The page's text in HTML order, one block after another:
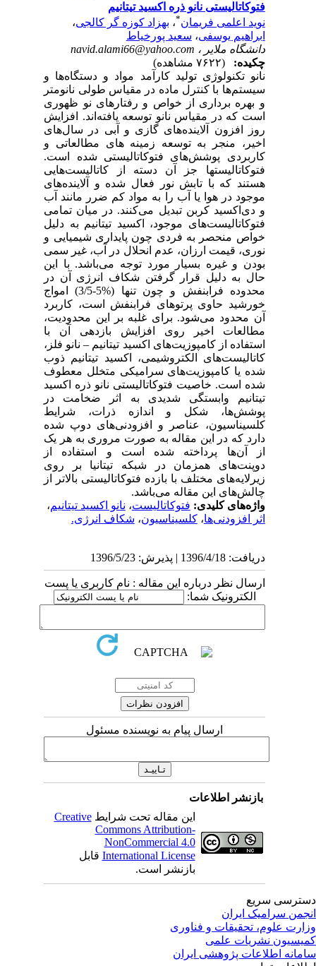
فتوکاتالیستی نانو ذره اکسید تیتانیم
نوید اعلمی فریمان *،بهزاد کوزه گر کالجی،
ابراهیم یوسفی،سعید پورخیاط
دانشگاه ملایر ، navid.alami66@yahoo.com
چکیده:
نانو تکنولوژی تولید کارآمد مواد و دستگاه‌ها و
سیستم‌ها با کنترل ماده در مقیاس طولی نانومتر
و بهره برداری از خواص و رفتارهای نو ظهوری
است که در مقیاس نانو توسعه یافته‌اند. افزایش
روز افزون آلاینده‌های گازی و آبی در سال‌های
اخیر، منجر به توسعه زمینه های مطالعاتی و
کاربردی پوشش‌های فتوکاتالیستی شده است.
فتوکاتالیستها جز آن دسته از کاتالیست‌هایی
هستند که با تابش نور فعال شده و آلاینده‌های
موجود در هوا یا آب را به مواد کم ضرر مانند آب
و دی‌اکسید کربن تبدیل می‌کنند. در میان تمامی
فتوکاتالیست‌های موجود، اکسید تیتانیم به دلیل
خواص منحصر به فردی چون پایداری شیمیایی و
نوری، قیمت ارزان، عدم انحلال در آب، غیر سمی
بودن و غیره بسیار مورد توجه می‌باشد. با این
حال به دلیل قرار گرفتن شکاف انرژی آن در
محدوده‌ فرابنفش و چون تنها (%5-3/5) امواج
خورشید حاوی پرتوهای فرابنفش است، کاربرد
آن محدود می‌شود. برای غلبه بر این محدودیت،
مطالعات اخیر روی افزایش بازدهی آن با
استفاده از کامپوزیت‌های اکسید تیتانیم – نانو فلز،
کاتالیست‌های الکتروشیمی، اکسید تیتانیم ذوب
شده یا کامپوزیت‌های سرامیکی متخلل معطوف
شده است. خاصیت فتوکاتالیستی نانو ذره اکسید
تیتانیم وابستگی شدیدی به اثر ضخامت در
پوشش‌ها، شکل و اندازه ذرات، شرایط
کلسیناسیون، عناصر و افزودنی‌های دوپ شده
دارد که در این مقاله به صورت مروری به هر یک
از آن‌ها پرداخته شده است و استفاده از
دوپنت‌های همزمان در شبکه تیتانیا بر روی
زیرلایه‌های مختلف با بازده فتوکاتالیستی بالاتر از
چالش‌های این مقاله می‌باشد.
واژه‌های کلیدی:فتوکاتالیست،نانو اکسید تیتانیم،
اثر افزودنی‌ها،کلسیناسیون،شکاف انرژی.
دریافت: 1396/4/18 | پذیرش: 1396/5/23
ارسال نظر درباره این مقاله : نام کاربری یا پست
الکترونیک شما:
ارسال پیام به نویسنده مسئول
بازنشر اطلاعات
این مقاله تحت شرایطCreative
Commons Attribution-
NonCommercial 4.0
International Licenseقابل
بازنشر است.
سریع
سرامیک ایران
علوم، تحقیقات و فناوری
نشریات علمی
اطلاعات پژوهشی ایران